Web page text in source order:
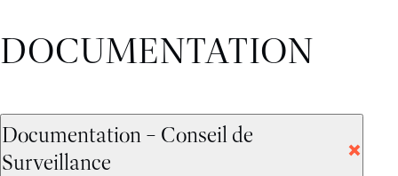
DOCUMENTATION
Documentation – Conseil de
Surveillance